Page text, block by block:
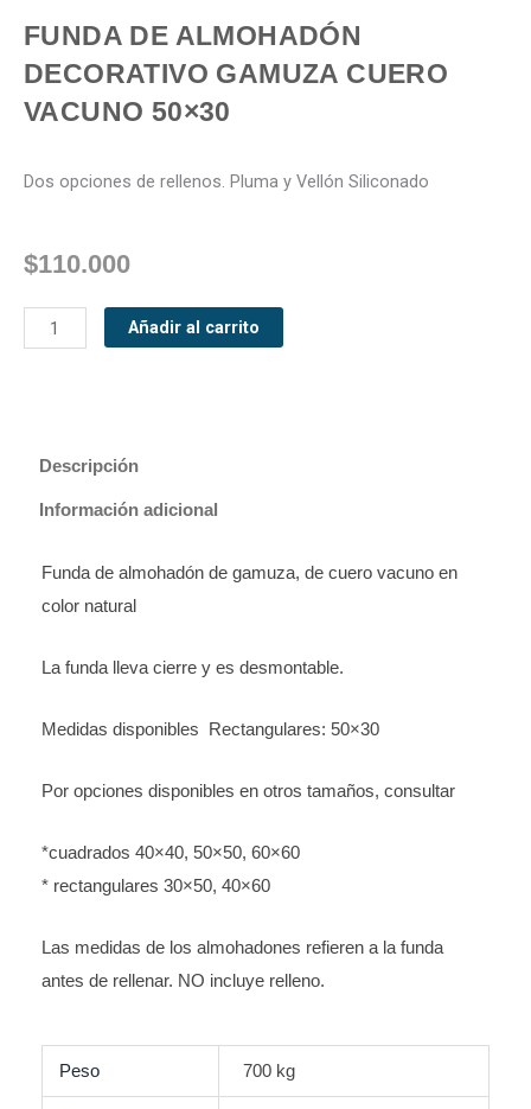
FUNDA DE ALMOHADÓN
DECORATIVO GAMUZA CUERO
VACUNO 50×30
Dos opciones de rellenos. Pluma y Vellón Siliconado
$110.000
Funda
de
cuero
50x30
Añadir al carrito
Descripción
Información adicional
Funda de almohadón de gamuza, de cuero vacuno en
color natural
La funda lleva cierre y es desmontable.
Medidas disponibles Rectangulares: 50×30
Por opciones disponibles en otros tamaños, consultar
*cuadrados 40×40, 50×50, 60×60
* rectangulares 30×50, 40×60
Las medidas de los almohadones refieren a la funda
antes de rellenar. NO incluye relleno.
Peso 700 kg